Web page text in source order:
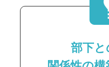
部下と